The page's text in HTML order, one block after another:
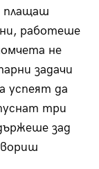
плащаш
работеше
не
задачи
успеят да
три
зад